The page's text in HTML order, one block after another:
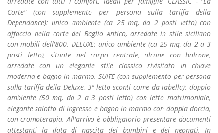
Corte" (con supplemento per persona sulla tariffa della
Dependance): unico ambiente (ca 25 mq, da 2 posti letto) con
affaccio nella corte del Baglio Antico, arredate in stile siciliano
con mobili dell'800. DELUXE: unico ambiente (ca 25 mq, da 2 a 3
posti letto), situate nel corpo centrale, alcune con balcone,
arredate con un elegante stile classico rivisitato in chiave
moderna e bagno in marmo. SUITE (con supplemento per persona
sulla tariffa della Deluxe, 3° letto sconti come da tabella): doppio
ambiente (50 mq, da 2 a 3 posti letto) con letto matrimoniale,
elegante salotto di ingresso e bagno in marmo con doppia doccia,
con cromoterapia. All'arrivo è obbligatorio presentare documenti
attestanti la data di nascita dei bambini e dei neonati. In